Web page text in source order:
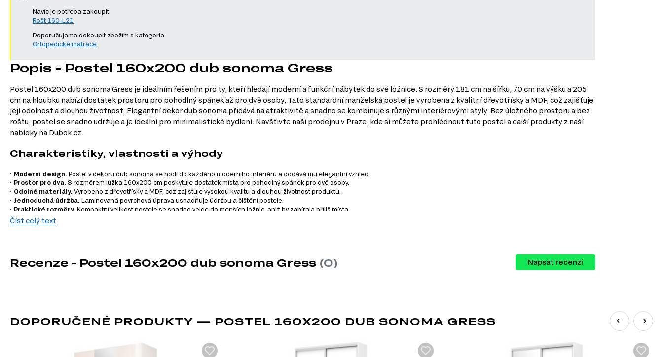
Navíc je potřeba zakoupit:
Rošt 160-L21
Doporučujeme dokoupit zbožím s kategorie:
Ortopedické matrace
Popis - Postel 160x200 dub sonoma Gress
Postel 160x200 dub sonoma Gress je ideálním řešením pro ty, kteří hledají moderní a funkční nábytek do své ložnice. S rozměry 181 cm na šířku, 70 cm na výšku a 205
cm na hloubku nabízí dostatek prostoru pro pohodlný spánek až pro dvě osoby. Tato standardní manželská postel je vyrobena z kvalitní dřevotřísky a MDF, což zajišťuje
její odolnost a dlouhou životnost. Elegantní dekor dub sonoma přidává na atraktivitě a snadno se kombinuje s různými interiérovými styly. Bez úložného prostoru a bez
roštu, postel se snadno udržuje a je ideální pro minimalistické bydlení. Navštivte naši prodejnu v Praze, kde si můžete prohlédnout tuto postel a další produkty z naší
nabídky na Dubok.cz.
Charakteristiky, vlastnosti a výhody
Moderní design. Postel v dekoru dub sonoma se hodí do každého moderního interiéru a dodává mu elegantní vzhled.
Prostor pro dva. S rozměrem lůžka 160x200 cm poskytuje dostatek místa pro pohodlný spánek pro dvě osoby.
Odolné materiály. Vyrobeno z dřevotřísky a MDF, což zajišťuje vysokou kvalitu a dlouhou životnost produktu.
Jednoduchá údržba. Laminovaná povrchová úprava usnadňuje údržbu a čištění postele.
Praktické rozměry. Kompaktní velikost postele se snadno vejde do menších ložnic, aniž by zabírala příliš místa.
Informace o sérii nábytku
TV stolky
Úložný prostor
Číst celý text
Recenze - Postel 160x200 dub sonoma Gress (0) Napsat recenzi
DOPORUČENÉ PRODUKTY — POSTEL 160X200 DUB SONOMA GRESS